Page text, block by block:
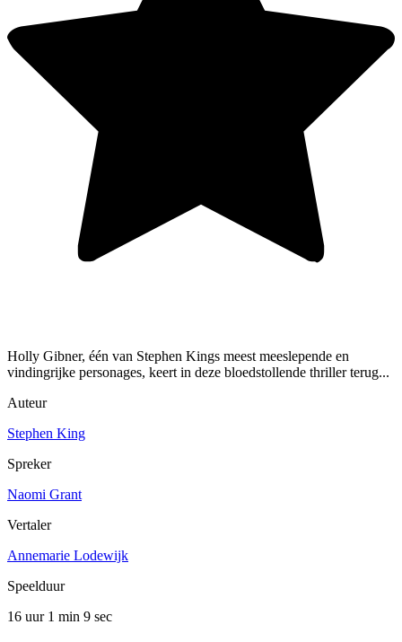
Holly Gibner, één van Stephen Kings meest meeslepende en
vindingrijke personages, keert in deze bloedstollende thriller terug...
Auteur
Stephen King
Spreker
Naomi Grant
Vertaler
Annemarie Lodewijk
Speelduur
16 uur 1 min 9 sec